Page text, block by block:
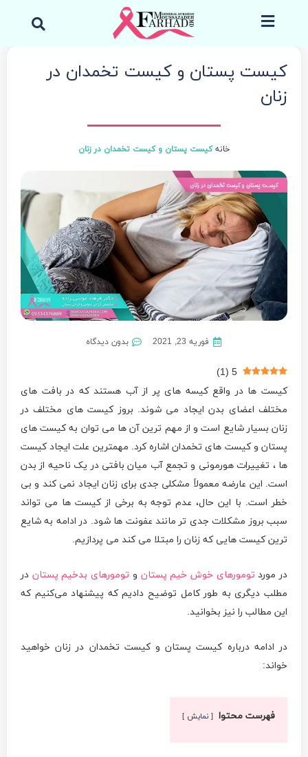
کیست پستان و کیست تخمدان در
زنان
خانه کیست پستان و کیست تخمدان در زنان
فوریه 23, 2021 بدون دیدگاه
5
(
1
)
کیست ها در واقع کیسه های پر از آب هستند که در بافت های
مختلف اعضای بدن ایجاد می شوند. بروز کیست های مختلف در
زنان بسیار شایع است و از مهم ترین آن ها می توان به کیست های
پستان و کیست های تخمدان اشاره کرد. مهمترین علت ایجاد کیست
ها ، تغییرات هورمونی و تجمع آب میان بافتی در یک ناحیه از بدن
است. این عارضه معمولاً مشکلی جدی برای زنان ایجاد نمی کند و بی
خطر است. با این حال، عدم توجه به برخی از کیست ها می تواند
سبب بروز مشکلات جدی تر مانند عفونت ها شود. در ادامه به شایع
ترین کیست هایی که زنان را مبتلا می کند می پردازیم.
در مورد تومورهای خوش خیم پستان و تومورهای بدخیم پستان در
مطلب دیگری به طور کامل توضیح دادیم که پیشنهاد می‌کنیم که
این مطالب را نیز بخوانید.
در ادامه درباره کیست پستان و کیست تخمدان در زنان خواهید
خواند:
فهرست محتوا نمایش